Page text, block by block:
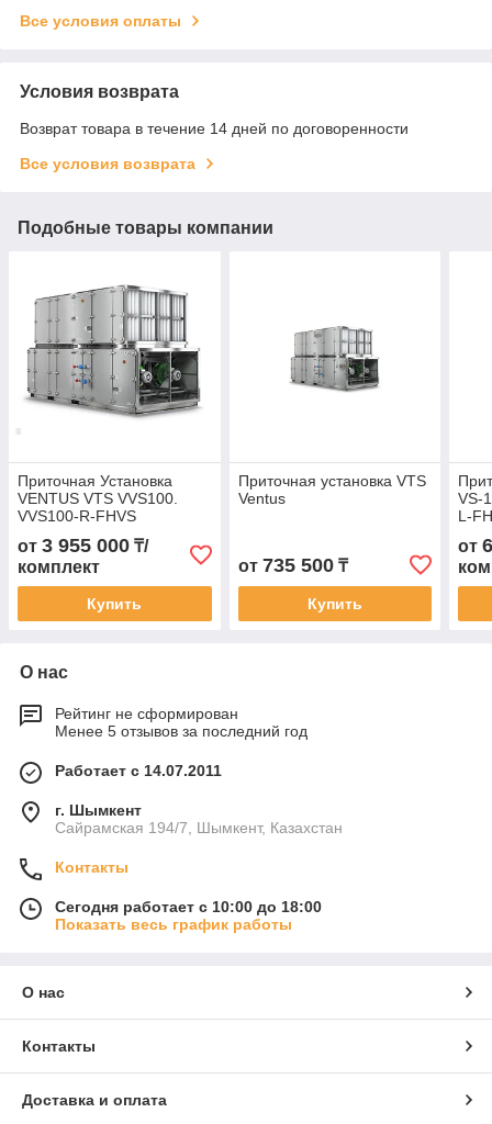
Все условия оплаты
Условия возврата
Возврат товара в течение 14 дней по договоренности
Все условия возврата
Подобные товары компании
Приточная Установка
VENTUS VTS VVS100.
VVS100-R-FHVS
от 3 955 000 ₸/
комплект
Купить
Приточная установка VTS
Ventus
от 735 500₸
Купить
VS-
L-
от
О нас
Рейтинг не сформирован
Менее 5 отзывов за последний год
Работает с 14.07.2011
г. Шымкент
Сайрамская 194/7, Шымкент, Казахстан
Контакты
Сегодня работает с 10:00 до 18:00
Показать весь график работы
О нас
Контакты
Доставка и оплата